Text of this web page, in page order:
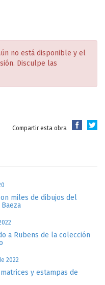
no está disponible y el
Disculpe las
Compartir esta obra
miles de dibujos del
a Rubens de la colección
2022
y estampas de